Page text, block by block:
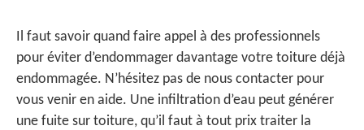
Il faut savoir quand faire appel à des professionnels
pour éviter d’endommager davantage votre toiture déjà
endommagée. N’hésitez pas de nous contacter pour
vous venir en aide. Une infiltration d’eau peut générer
une fuite sur toiture, qu’il faut à tout prix traiter la